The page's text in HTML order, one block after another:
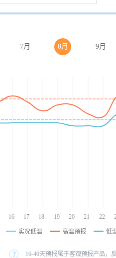
7月 8月 9月
16 17 18 19 20 21 22
实况低温 高温预报 低
16-40天预报属于客观预报产品，